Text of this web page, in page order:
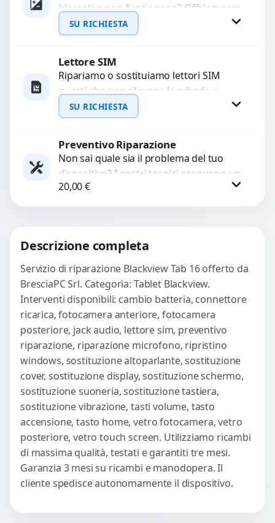
bloccati o non funzionano? Offriamo un
servizio di riparazione o sostituzione
con ricambi...
SU RICHIESTA
Richiedi Preventivo
WhatsApp
Lettore SIM
Ripariamo o sostituiamo lettori SIM
guasti che non rilevano la scheda o
interrompono il segnale. Utilizziamo
ricambi testati e garantiti...
SU RICHIESTA
Richiedi Preventivo
WhatsApp
Preventivo Riparazione
Non sai quale sia il problema del tuo
dispositivo? I nostri tecnici eseguono un
check-up completo con strumenti
avanzati per...
20,00€
Descrizione completa
Servizio di riparazione Blackview Tab 16 offerto da
BresciaPC Srl. Categoria: Tablet Blackview.
Interventi disponibili: cambio batteria, connettore
ricarica, fotocamera anteriore, fotocamera
posteriore, jack audio, lettore sim, preventivo
riparazione, riparazione microfono, ripristino
windows, sostituzione altoparlante, sostituzione
cover, sostituzione display, sostituzione schermo,
sostituzione suoneria, sostituzione tastiera,
sostituzione vibrazione, tasti volume, tasto
accensione, tasto home, vetro fotocamera, vetro
posteriore, vetro touch screen. Utilizziamo ricambi
di massima qualità, testati e garantiti tre mesi.
Garanzia 3 mesi su ricambi e manodopera. Il
cliente spedisce autonomamente il dispositivo.